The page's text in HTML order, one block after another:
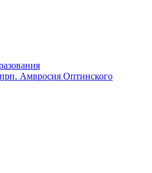
Амвросия Оптинского